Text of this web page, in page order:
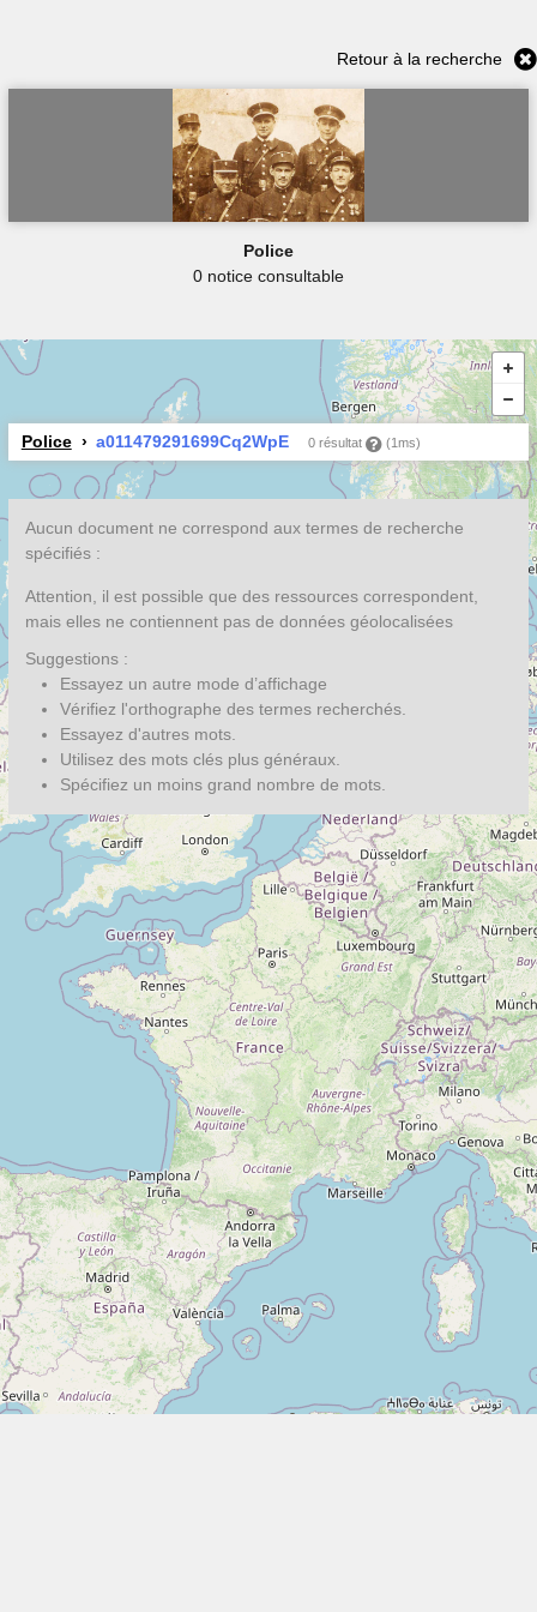
Retour à la recherche
Police
0 notice consultable
Police a011479291699Cq2WpE 0 résultat (1ms)
Aucun document ne correspond aux termes de recherche
spécifiés :
Attention, il est possible que des ressources correspondent,
mais elles ne contiennent pas de données géolocalisées
Suggestions :
Essayez un autre mode d’affichage
Vérifiez l'orthographe des termes recherchés.
Essayez d'autres mots.
Utilisez des mots clés plus généraux.
Spécifiez un moins grand nombre de mots.